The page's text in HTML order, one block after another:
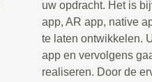
uw opdracht. Het is
app, AR app, native
te laten ontwikkelen.
app en vervolgens
realiseren. Door de